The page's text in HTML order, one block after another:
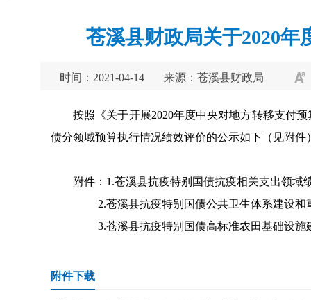
苍溪县财政局关于2020
时间：2021-04-14 来源：苍溪县财政局
按照《关于开展2020年度中央对地方转移支付
债分领域预算执行情况绩效评价的公示如下（见附件
附件 ： 1.苍溪县抗疫特别国债抗疫相关支出领域
2.苍溪县抗疫特别国债公共卫生体系建设和
3.苍溪县抗疫特别国债高标准农田基础设施
附件下载